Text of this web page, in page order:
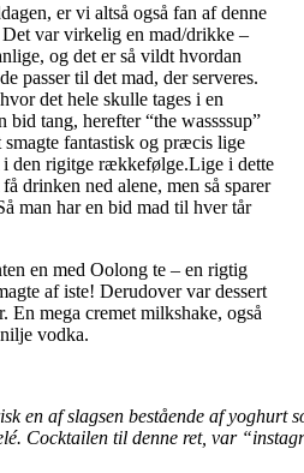
er vi altså også fan af denne
Det var virkelig en mad/drikke –
og det er så vildt hvordan
passer til det mad, der serveres.
det hele skulle tages i en
tang, herefter “the wassssup”
fantastisk og præcis lige
den rigitge rækkefølge.Lige i dette
drinken ned alene, men så sparer
man har en bid mad til hver tår
en med Oolong te – en rigtig
af iste! Derudover var dessert
En mega cremet milkshake, også
vodka.
en af slagsen bestående af yoghurt
Cocktailen til denne ret, var